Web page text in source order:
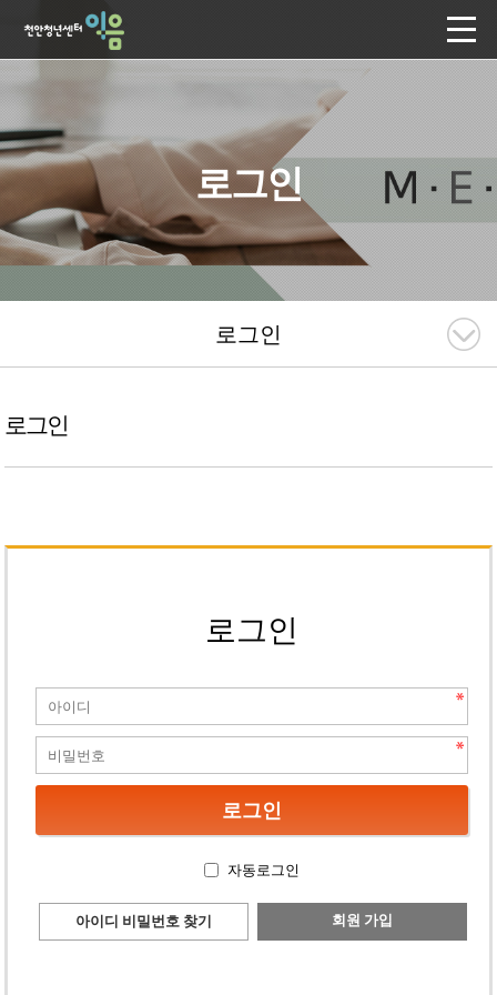
로그인
로그인
로그인
로그인
자동로그인
아이디 비밀번호 찾기 회원 가입